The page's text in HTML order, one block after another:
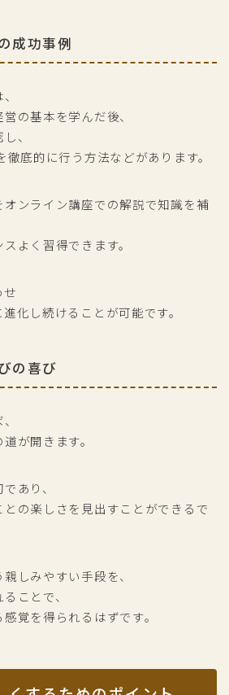
成功事例
の基本を学んだ後、
、
徹底的に行う方法などがあります。
オンライン講座での解説で知識を補
よく習得できます。
せ
化し続けることが可能です。
の喜び
が開きます。
あり、
の楽しさを見出すことができるで
しみやすい手段を、
ことで、
覚を得られるはずです。